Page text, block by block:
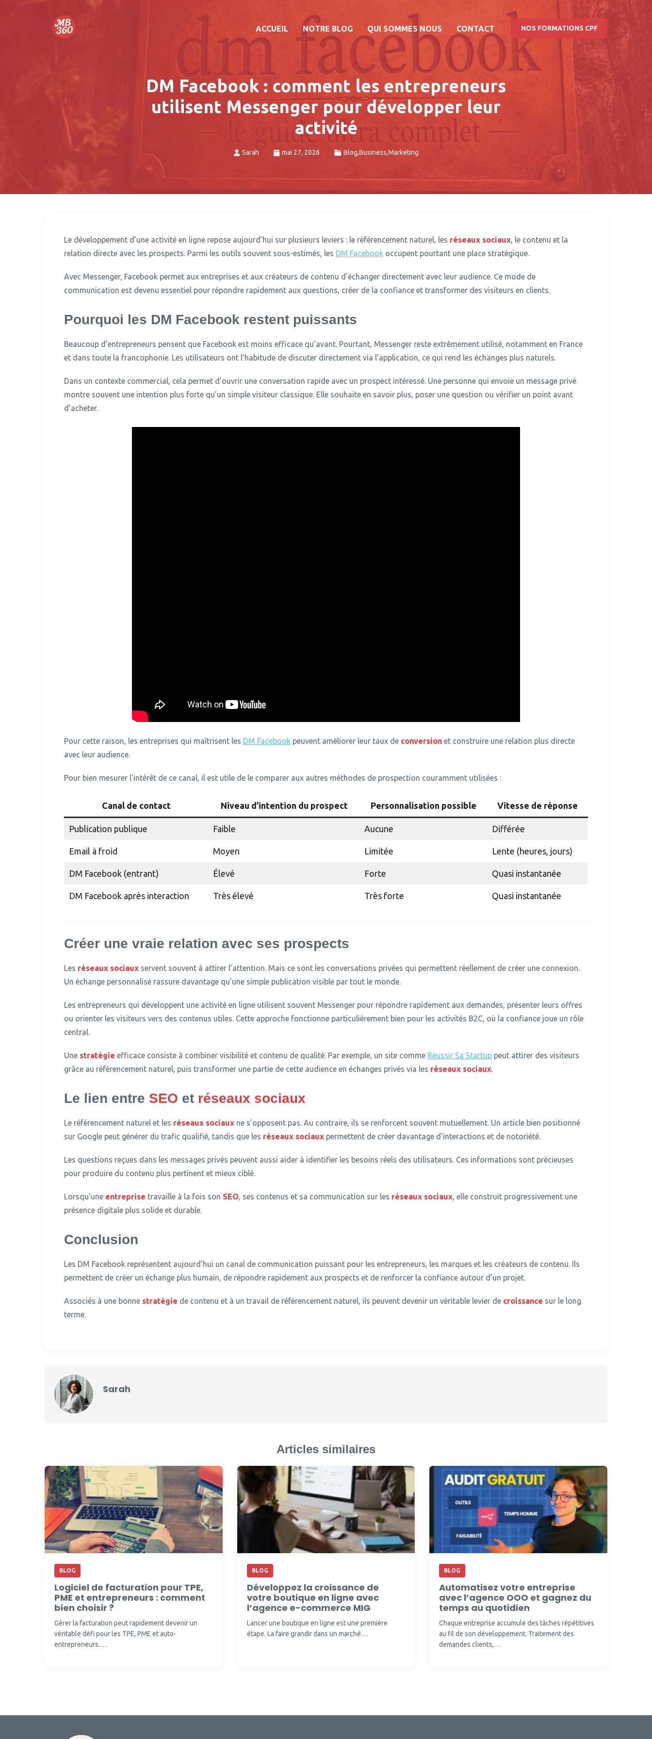
ACCUEIL NOTRE BLOG QUI SOMMES NOUS CONTACT NOS FORMATIONS CPF
DM Facebook : comment les entrepreneurs
utilisent Messenger pour développer leur
activité
Sarah mai 27, 2026 Blog,Business,Marketing
Le développement d’une activité en ligne repose aujourd’hui sur plusieurs leviers : le référencement naturel, les réseaux sociaux, le contenu et la
relation directe avec les prospects. Parmi les outils souvent sous-estimés, les DM Facebook occupent pourtant une place stratégique.
Avec Messenger, Facebook permet aux entreprises et aux créateurs de contenu d’échanger directement avec leur audience. Ce mode de
communication est devenu essentiel pour répondre rapidement aux questions, créer de la confiance et transformer des visiteurs en clients.
Pourquoi les DM Facebook restent puissants
Beaucoup d’entrepreneurs pensent que Facebook est moins efficace qu’avant. Pourtant, Messenger reste extrêmement utilisé, notamment en France
et dans toute la francophonie. Les utilisateurs ont l’habitude de discuter directement via l’application, ce qui rend les échanges plus naturels.
Dans un contexte commercial, cela permet d’ouvrir une conversation rapide avec un prospect intéressé. Une personne qui envoie un message privé
montre souvent une intention plus forte qu’un simple visiteur classique. Elle souhaite en savoir plus, poser une question ou vérifier un point avant
d’acheter.
Pour cette raison, les entreprises qui maîtrisent les DM Facebook peuvent améliorer leur taux de conversion et construire une relation plus directe
avec leur audience.
Pour bien mesurer l’intérêt de ce canal, il est utile de le comparer aux autres méthodes de prospection couramment utilisées :
Canal de contact Niveau d’intention du prospect Personnalisation possible Vitesse de réponse
Publication publique Faible Aucune Différée
Email à froid Moyen Limitée Lente (heures, jours)
DM Facebook (entrant) Élevé Forte Quasi instantanée
DM Facebook après interaction Très élevé Très forte Quasi instantanée
Créer une vraie relation avec ses prospects
Les réseaux sociaux servent souvent à attirer l’attention. Mais ce sont les conversations privées qui permettent réellement de créer une connexion.
Un échange personnalisé rassure davantage qu’une simple publication visible par tout le monde.
Les entrepreneurs qui développent une activité en ligne utilisent souvent Messenger pour répondre rapidement aux demandes, présenter leurs offres
ou orienter les visiteurs vers des contenus utiles. Cette approche fonctionne particulièrement bien pour les activités B2C, où la confiance joue un rôle
central.
Une stratégie efficace consiste à combiner visibilité et contenu de qualité. Par exemple, un site comme Réussir Sa Startup peut attirer des visiteurs
grâce au référencement naturel, puis transformer une partie de cette audience en échanges privés via les réseaux sociaux
Le lien entre SEO et réseaux sociaux
Le référencement naturel et les réseaux sociaux ne s’opposent pas. Au contraire, ils se renforcent souvent mutuellement. Un article bien positionné
sur Google peut générer du trafic qualifié, tandis que les réseaux sociaux permettent de créer davantage d’interactions et de notoriété.
Les questions reçues dans les messages privés peuvent aussi aider à identifier les besoins réels des utilisateurs. Ces informations sont précieuses
pour produire du contenu plus pertinent et mieux ciblé.
Lorsqu’une entreprise travaille à la fois son SEO , ses contenus et sa communication sur les réseaux sociaux , elle construit progressivement une
présence digitale plus solide et durable.
Conclusion
Les DM Facebook représentent aujourd’hui un canal de communication puissant pour les entrepreneurs, les marques et les créateurs de contenu. Ils
permettent de créer un échange plus humain, de répondre rapidement aux prospects et de renforcer la confiance autour d’un projet.
Associés à une bonne stratégie de contenu et à un travail de référencement naturel, ils peuvent devenir un véritable levier de croissance sur le long
terme.
Sarah
Articles similaires
BLOG
Logiciel de facturation pour TPE,
PME et entrepreneurs : comment
bien choisir ?
Gérer la facturation peut rapidement devenir un
véritable défi pour les TPE, PME et auto-
entrepreneurs.…
BLOG
Développez la croissance de
votre boutique en ligne avec
l’agence e-commerce MIG
Lancer une boutique en ligne est une première
étape. La faire grandir dans un marché…
BLOG
Automatisez votre entreprise
avec l’agence OOO et gagnez du
temps au quotidien
Chaque entreprise accumule des tâches répétitives
au fil de son développement. Traitement des
demandes clients,…